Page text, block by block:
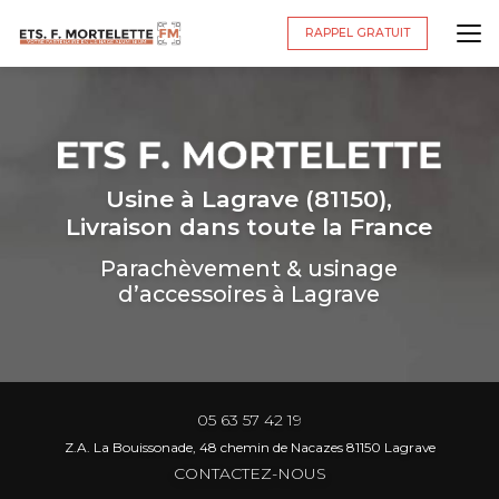
principal
RAPPEL GRATUIT
Usine à Lagrave (81150),
Livraison dans toute la France
Parachèvement & usinage
d’accessoires à Lagrave
05 63 57 42 19
Z.A. La Bouissonade, 48 chemin de Nacazes 81150 Lagrave
CONTACTEZ-NOUS